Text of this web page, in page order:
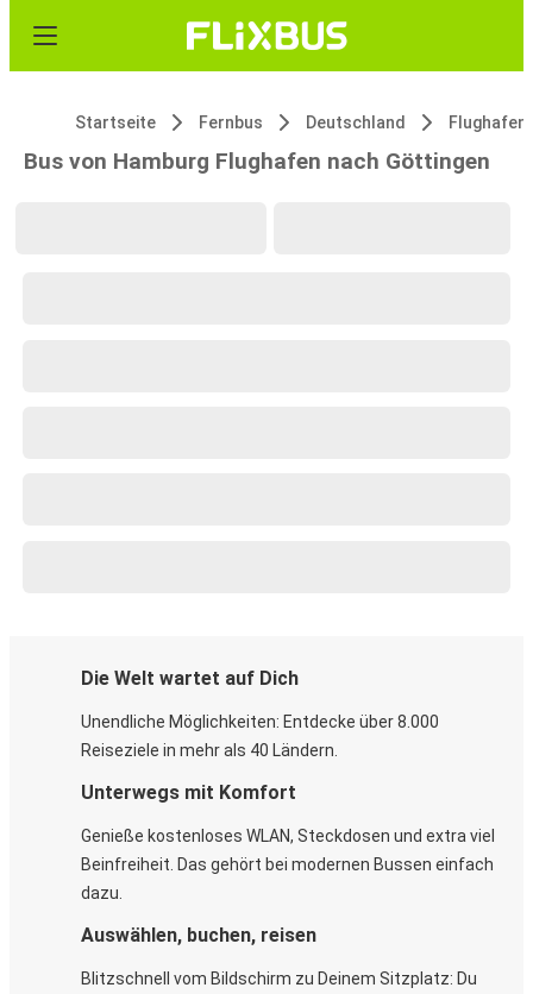
Startseite Fernbus Deutschland Flughafen
Bus von Hamburg Flughafen nach Göttingen
Die Welt wartet auf Dich
Unendliche Möglichkeiten: Entdecke über 8.000
Reiseziele in mehr als 40 Ländern.
Unterwegs mit Komfort
Genieße kostenloses WLAN, Steckdosen und extra viel
Beinfreiheit. Das gehört bei modernen Bussen einfach
dazu.
Auswählen, buchen, reisen
Blitzschnell vom Bildschirm zu Deinem Sitzplatz: Du